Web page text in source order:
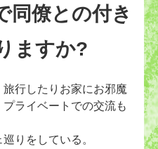
同僚との付き
ますか?
行したりお家にお邪魔
ライベートでの交流も
りをしている。